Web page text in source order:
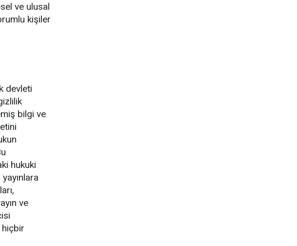
ve ulusal
kişiler
devleti
bilgi ve
hukuki
ve
hiçbir